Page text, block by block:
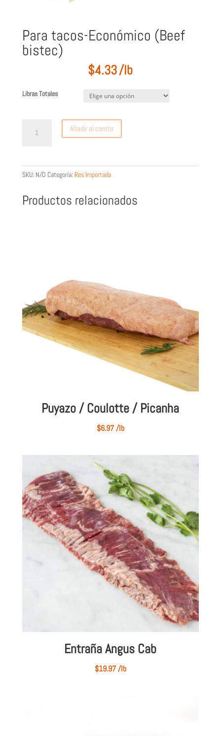
Para tacos-Económico (Beef
bistec)
$4.33/lb
Libras Totales
tacos-
Añadir al carrito
SKU: N/D Categoría: Res Importada
Productos relacionados
Puyazo / Coulotte / Picanha
$6.97/lb
Entraña Angus Cab
$19.97/lb